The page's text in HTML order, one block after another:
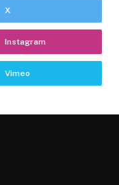
X
Instagram
Vimeo